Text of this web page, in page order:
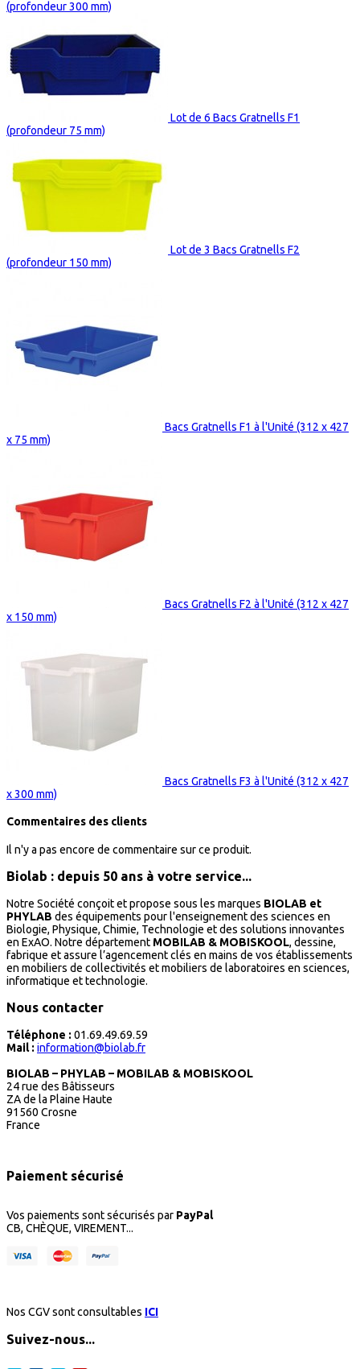
(profondeur 300 mm)
Lot de 6 Bacs Gratnells F1
(profondeur 75 mm)
Lot de 3 Bacs Gratnells F2
(profondeur 150 mm)
Bacs Gratnells F1 à l'Unité (312 x 427
x 75 mm)
Bacs Gratnells F2 à l'Unité (312 x 427
x 150 mm)
Bacs Gratnells F3 à l'Unité (312 x 427
x 300 mm)
Commentaires des clients
Il n'y a pas encore de commentaire sur ce produit.
Biolab : depuis 50 ans à votre service...
Notre Société conçoit et propose sous les marques BIOLAB et
PHYLAB des équipements pour l'enseignement des sciences en
Biologie, Physique, Chimie, Technologie et des solutions innovantes
en ExAO. Notre département MOBILAB & MOBISKOOL, dessine,
fabrique et assure l’agencement clés en mains de vos établissements
en mobiliers de collectivités et mobiliers de laboratoires en sciences,
informatique et technologie.
Nous contacter
Téléphone : 01.69.49.69.59
Mail : information@biolab.fr
BIOLAB – PHYLAB – MOBILAB & MOBISKOOL
24 rue des Bâtisseurs
ZA de la Plaine Haute
91560 Crosne
France
Paiement sécurisé
Vos paiements sont sécurisés par PayPal
CB, CHÈQUE, VIREMENT...
Nos CGV sont consultables ICI
Suivez-nous...